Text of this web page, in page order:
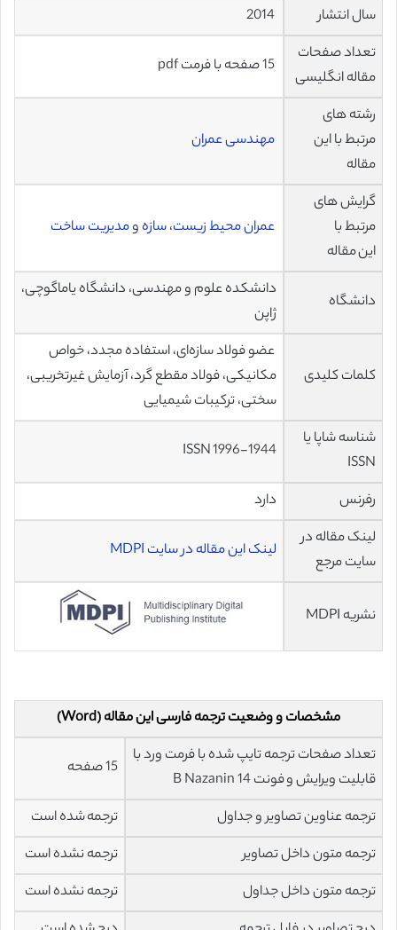
سال انتشار
تعداد صفحات
مقاله انگلیسی
رشته های
مرتبط با این
مقاله
مهندسی عمران
گرایش های
مرتبط با
این مقاله
عمران محیط زیست،سازه ومدیریت ساخت
دانشگاه
دانشکده علوم و مهندسی، دانشگاه یاماگوچی،
ژاپن
کلمات کلیدی
عضو فولاد سازه‌ای، استفاده مجدد، خواص
مکانیکی، فولاد مقطع گرد، آزمایش غیرتخریبی،
سختی، ترکیبات شیمیایی
شناسه شاپا یا
ISSN
ISSN 1996-1944
رفرنس
دارد
لینک مقاله در
سایت مرجع
لینک این مقاله در سایت MDPI
نشریه MDPI
مشخصات و وضعیت ترجمه فارسی این مقاله (Word)
تعداد صفحات ترجمه تایپ شده با فرمت ورد با
قابلیت ویرایش و فونت 14 B Nazanin
15 صفحه
ترجمه عناوین تصاویر و جداول
ترجمه شده است
ترجمه متون داخل تصاویر
ترجمه نشده است
ترجمه متون داخل جداول
ترجمه نشده است